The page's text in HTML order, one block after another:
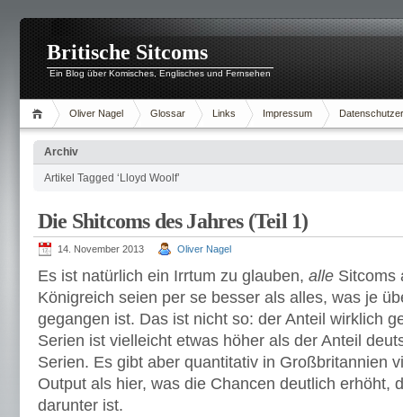
Britische Sitcoms
Ein Blog über Komisches, Englisches und Fernsehen
Oliver Nagel Glossar Links Impressum
Archiv
Artikel Tagged ‘Lloyd Woolf’
Die Shitcoms des Jahres (Teil 1)
14. November 2013 Oliver Nagel
Es ist natürlich ein Irrtum zu glauben, alle Sitcoms
Königreich seien per se besser als alles, was je
gegangen ist. Das ist nicht so: der Anteil wirklich
Serien ist vielleicht etwas höher als der Anteil
Serien. Es gibt aber quantitativ in Großbritannien
Output als hier, was die Chancen deutlich erhöht,
darunter ist.